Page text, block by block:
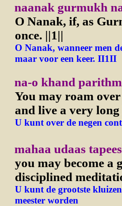
naanak gurmukh
O Nanak, if, as
once. ||1||
O Nanak, wanneer men
maar voor een keer. II1II
na-o khand
You may roam
and live a very
U kunt over de negen
mahaa udaas
you may become a
disciplined
U kunt de grootste
meester worden